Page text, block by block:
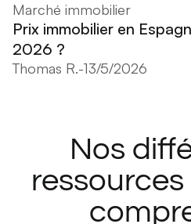
Marché immobilier
Prix immobilier en
2026 ?
Thomas R.-13/5/2026
Nos